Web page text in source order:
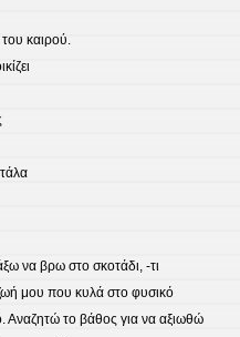
καιρού.
να βρω στο σκοτάδι, -τι
μου που κυλά στο φυσικό
Αναζητώ το βάθος για να αξιωθώ